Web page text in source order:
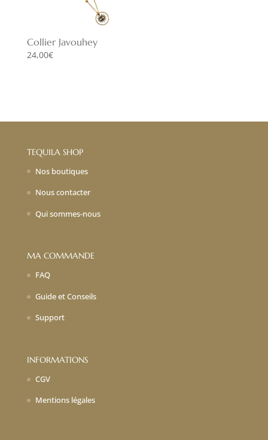
Collier Javouhey
24,00€
TEQUILA SHOP
Nos boutiques
Nous contacter
Qui sommes-nous
MA COMMANDE
FAQ
Guide et Conseils
Support
INFORMATIONS
CGV
Mentions légales